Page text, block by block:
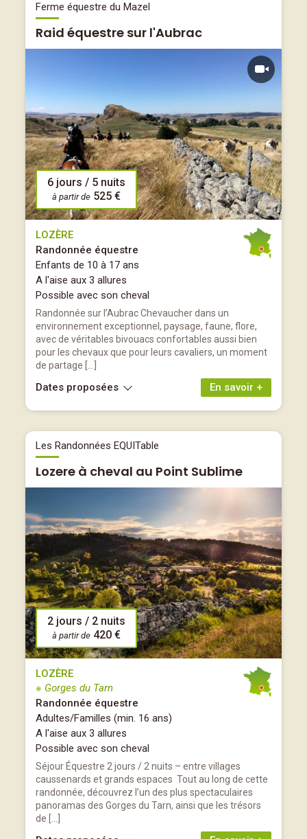
Ferme équestre du Mazel
Raid équestre sur l'Aubrac
6 jours / 5 nuits
à partir de 525 €
LOZÈRE
Randonnée équestre
Enfants de 10 à 17 ans
A l'aise aux 3 allures
Possible avec son cheval
Randonnée sur l’Aubrac Chevaucher dans un
environnement exceptionnel, paysage, faune, flore,
avec de véritables bivouacs confortables aussi bien
pour les chevaux que pour leurs cavaliers, un moment
de partage […]
En savoir +
Dates proposées
Les Randonnées EQUITable
Lozere à cheval au Point Sublime
2 jours / 2 nuits
à partir de 420 €
LOZÈRE
※ Gorges du Tarn
Randonnée équestre
Adultes/Familles (min. 16 ans)
A l'aise aux 3 allures
Possible avec son cheval
Séjour Équestre 2 jours / 2 nuits – entre villages
caussenards et grands espaces Tout au long de cette
randonnée, découvrez l’un des plus spectaculaires
panoramas des Gorges du Tarn, ainsi que les trésors
de […]